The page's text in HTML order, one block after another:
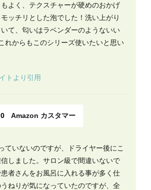
よく、テクスチャーが硬めのおかげ
ッチリとした泡でした！洗い上がり
て、匂いはラベンダーのようないい
れからもこのシリーズ使いたいと思い
トより引用
Amazon カスタマー
ていないのですが、ドライヤー後にこ
しました。サロン級で間違いないで
者さんをお風呂に入れる事が多く仕
ねりが気になっていたのですが、全